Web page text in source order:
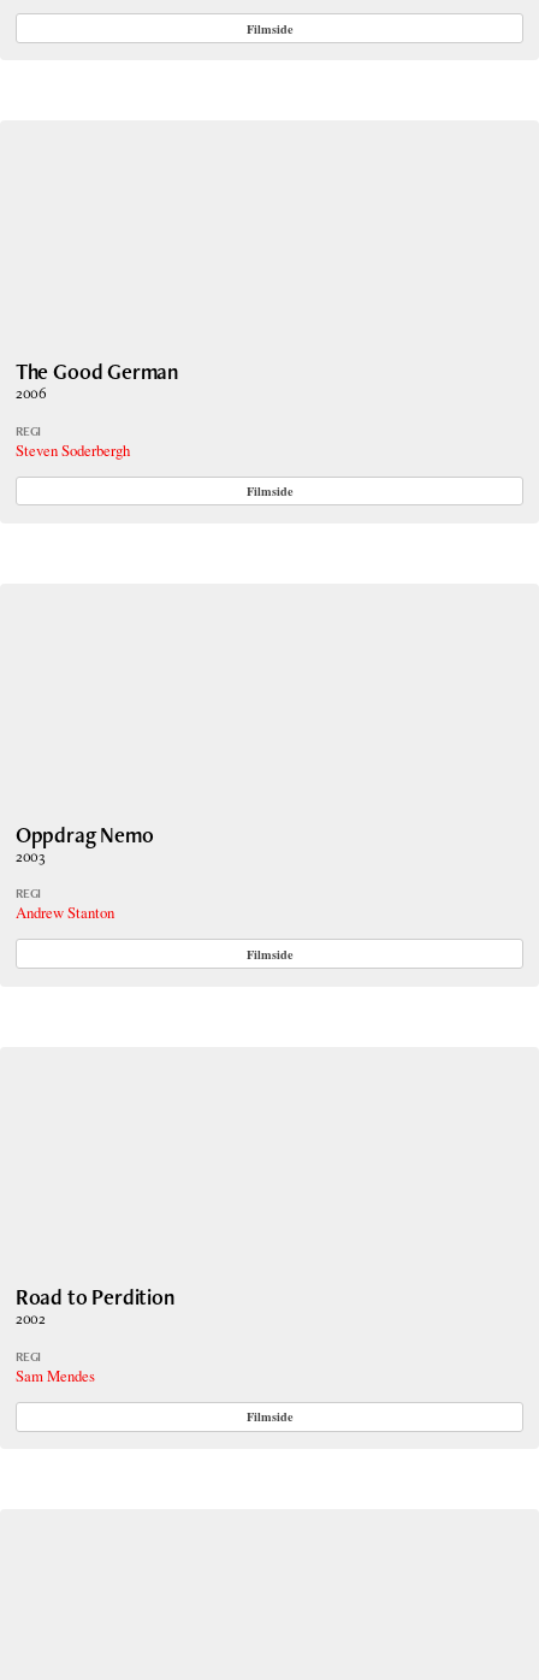
Filmside
The Good German
2006
REGI
Steven Soderbergh
Filmside
Oppdrag Nemo
2003
REGI
Andrew Stanton
Filmside
Road to Perdition
2002
REGI
Sam Mendes
Filmside